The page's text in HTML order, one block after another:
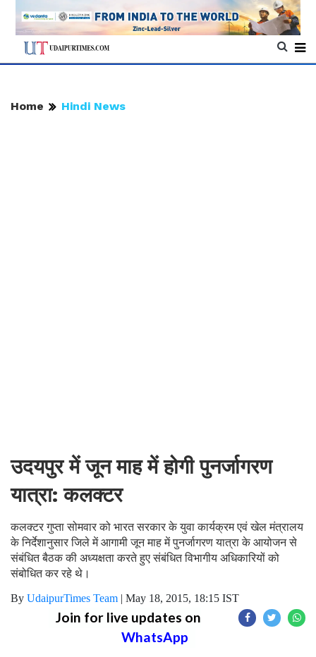
Home Hindi News
उदयपुर में जून माह में होगी पुनर्जागरण
यात्रा: कलक्टर
कलक्टर गुप्ता सोमवार को भारत सरकार के युवा कार्यक्रम एवं खेल मंत्रालय
के निर्देशानुसार जिले में आगामी जून माह में पुनर्जागरण यात्रा के आयोजन से
संबंधित बैठक की अध्यक्षता करते हुए संबंधित विभागीय अधिकारियों को
संबोधित कर रहे थे।
By UdaipurTimes Team | May 18, 2015, 18:15 IST
Join for live updates on
WhatsApp